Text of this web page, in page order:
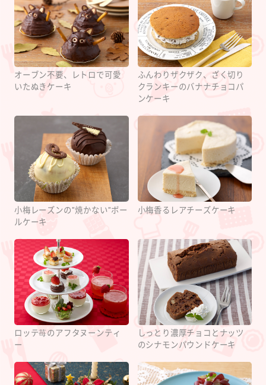
オーブン不要、レトロで可愛
いたぬきケーキ
ふんわりザクザク、ざく切り
クランキーのバナナチョコパ
ンケーキ
小梅レーズンの"焼かない"ボー
ルケーキ
小梅香るレアチーズケーキ
ロッテ苺のアフタヌーンティ
ー
しっとり濃厚チョコとナッツ
のシナモンパウンドケーキ